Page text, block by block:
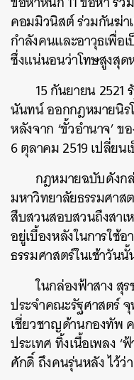
คอมมิวนิสต์ ร่วมกันฆ่
กำลังคนและอาวุธเพื่อ
ซึ่งแน่นอนว่าโทษสูงสุด
15 กันยายน 2521
นันทน์ ออกกฎหมายนิร
หลังจาก ‘ขั้วอำนาจ’
6 ตุลาคม 2519 เปลี่ยน
กฎหมายฉบับดังก
มหาวิทยาลัยธรรมศาส
สืบสวนสอบสวนถึงสาเ
อยู่เบื้องหลังในการใช้
ธรรมศาสตร์ในเช้าวัน
ในกล่องฟ้าสาง สุ
ประจำคณะรัฐศาสตร์
เชี่ยวชาญด้านกองทัพ
ประเทศ ทิ้งเนื้อเพลง
ศักดิ์ ถึงคนรุ่นหลัง ไว้ว่า
ค้นหา
SHARE